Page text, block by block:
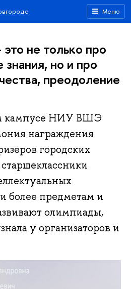
Меню
не только про
но и про
преодоление
кампусе НИУ ВШЭ
награждения
городских
более предметам и
олимпиады,
у организаторов и